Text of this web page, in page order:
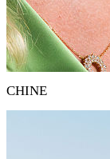
CHINE